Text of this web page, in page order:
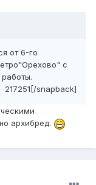
от 6-го
с
217251[/snapback]
архибред.